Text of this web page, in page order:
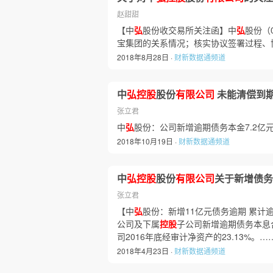
赵甜甜
【中弘股份收交易所关注函】中弘股份
宝集团的关系情况；核实协议签署过程
2018年8月28日 · 财新数据通频道
中弘控股股份有限公司 未能清偿到
张立君
中弘股份：公司新增逾期债务本金7.2
2018年10月19日 · 财新数据通频道
中弘控股股份有限公司关于新增债
张立君
【中弘股份：新增11亿元债务逾期 累计
公司及下属控股子公司新增逾期债务本
司2016年底经审计净资产的23.13%。
2018年4月23日 · 财新数据通频道